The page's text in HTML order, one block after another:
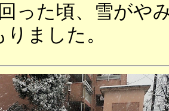
った頃、雪がや
ました。